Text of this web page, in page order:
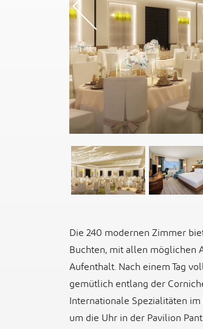
Die 240 modernen Zimmer
Buchten, mit allen möglichen
Aufenthalt. Nach einem Tag
gemütlich entlang der
Internationale Spezialitäten
um die Uhr in der Pavilion